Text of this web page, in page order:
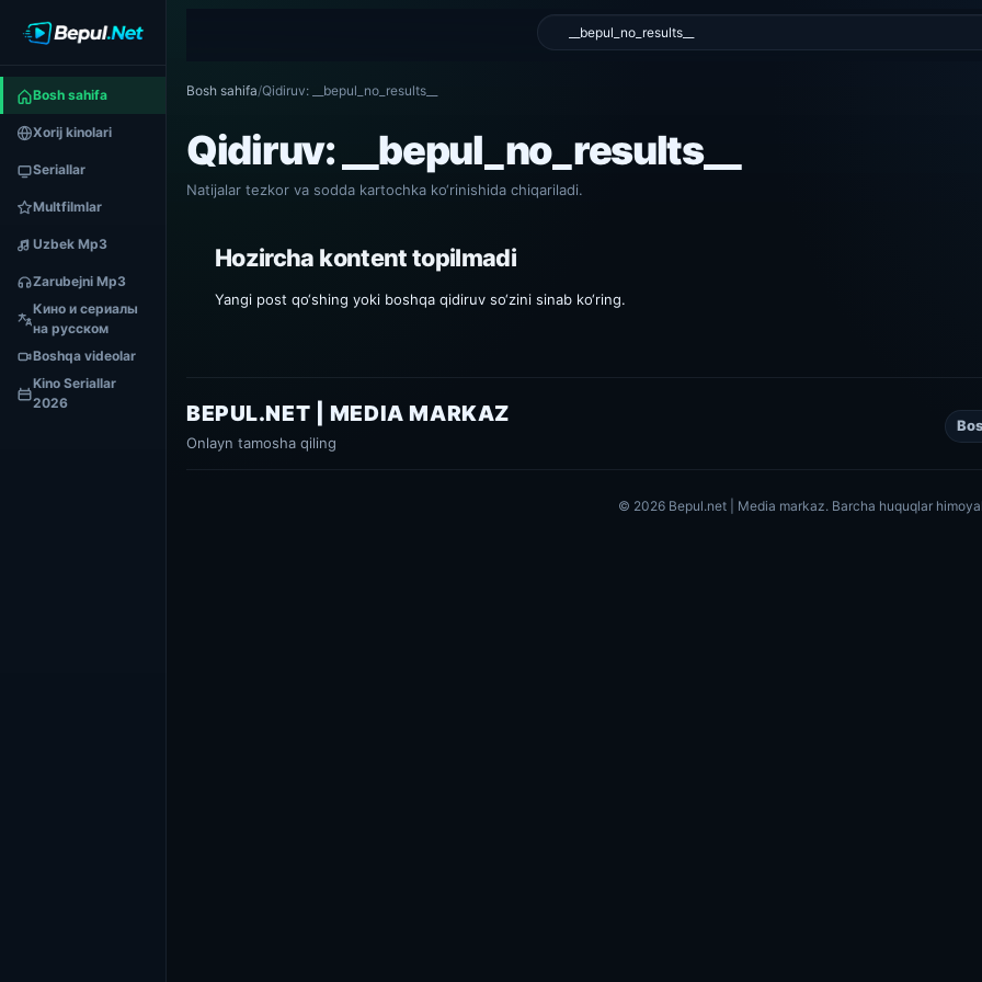
Bosh sahifa
Xorij kinolari
Seriallar
Multfilmlar
Uzbek Mp3
Zarubejni Mp3
Кино и сериалы
на русском
Boshqa videolar
Kino Seriallar
2026
Bosh sahifa/Qidiruv: __bepul_no_results__
Qidiruv: __bepul_no_results__
Natijalar tezkor va sodda kartochka ko‘rinishida chiqariladi.
Hozircha kontent topilmadi
Yangi post qo‘shing yoki boshqa qidiruv so‘zini sinab ko‘ring.
BEPUL.NET | MEDIA MARKAZ
Onlayn tamosha qiling
© 2026 Bepul.net | Media markaz. Barcha huquqlar